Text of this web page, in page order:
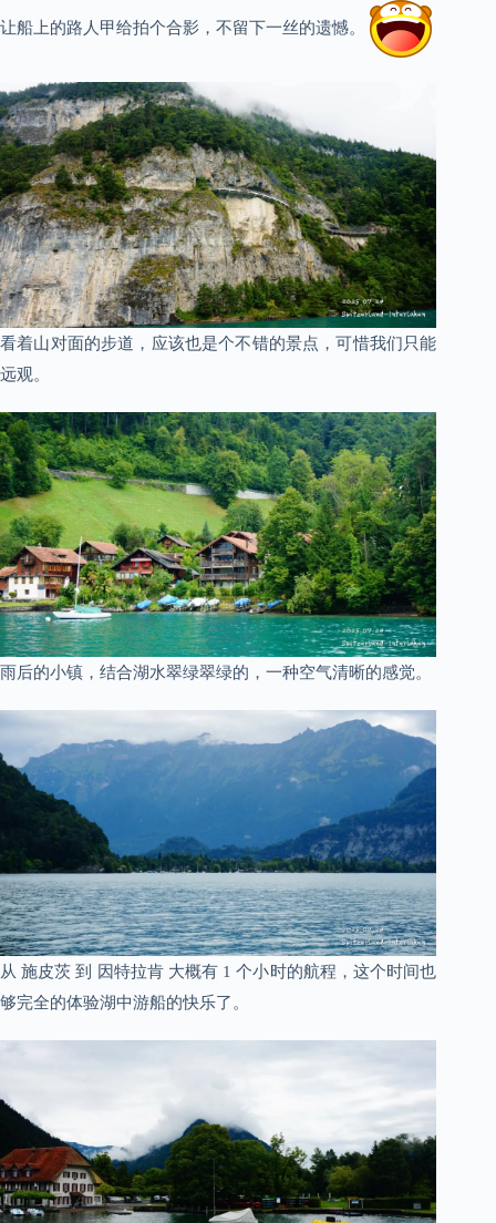
让船上的路人甲给拍个合影，不留下一丝的遗憾。
看着山对面的步道，应该也是个不错的景点，可惜我们只能
远观。
雨后的小镇，结合湖水翠绿翠绿的，一种空气清晰的感觉。
从 施皮茨 到 因特拉肯 大概有 1 个小时的航程，这个时间也
够完全的体验湖中游船的快乐了。